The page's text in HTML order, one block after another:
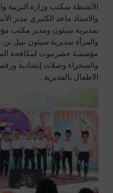
الأنشطة بمكتب وزارة التربية
والاستاذ ماجد الكثيري مدير
بمديرية سيئون ومدير مكتب
والمرأة بمديرية سيئون نبيل بن
مؤسسة حضرموت لمكافحة
والصحراء وصلات إنشادية
الاطفال بالمديرية ..